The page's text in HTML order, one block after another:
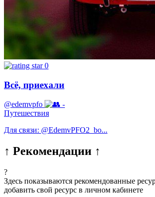
0
Всё, приехали
@edemvpfo
-
Путешествия
Для связи: @EdemvPFO2_bo...
↑ Рекомендации ↑
?
Здесь показываются рекомендованные
добавить свой ресурс в личном кабинете